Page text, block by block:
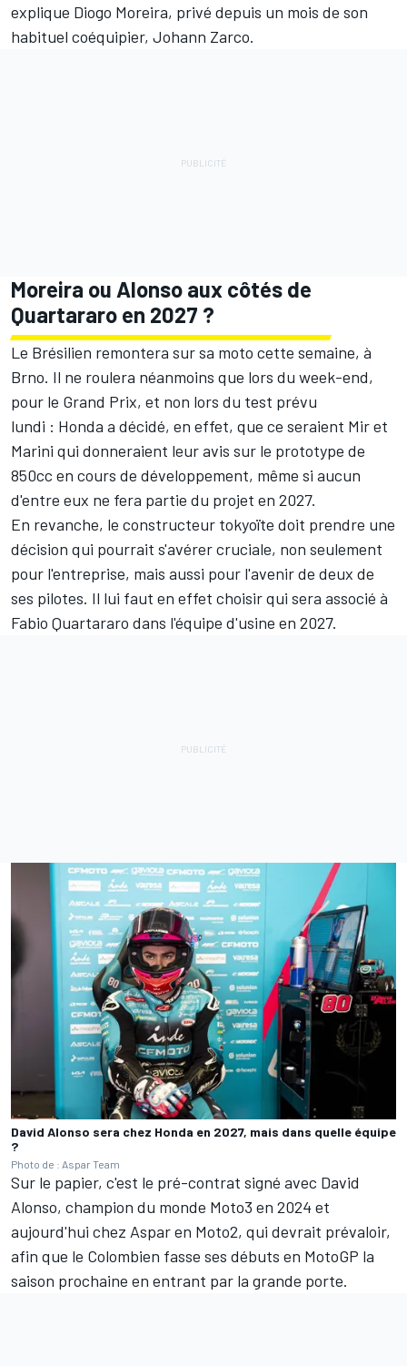
explique Diogo Moreira, privé depuis un mois de son
habituel coéquipier, Johann Zarco.
Moreira ou Alonso aux côtés de
Quartararo en 2027 ?
Le Brésilien remontera sur sa moto cette semaine, à
Brno. Il ne roulera néanmoins que lors du week-end,
pour le Grand Prix, et non lors du test prévu
lundi : Honda a décidé, en effet, que ce seraient Mir et
Marini qui donneraient leur avis sur le prototype de
850cc en cours de développement, même si aucun
d'entre eux ne fera partie du projet en 2027.
En revanche, le constructeur tokyoïte doit prendre une
décision qui pourrait s'avérer cruciale, non seulement
pour l'entreprise, mais aussi pour l'avenir de deux de
ses pilotes. Il lui faut en effet choisir qui sera associé à
Fabio Quartararo dans l'équipe d'usine en 2027.
David Alonso sera chez Honda en 2027, mais dans quelle équipe
?
Photo de : Aspar Team
Sur le papier, c'est le pré-contrat signé avec David
Alonso, champion du monde Moto3 en 2024 et
aujourd'hui chez Aspar en Moto2, qui devrait prévaloir,
afin que le Colombien fasse ses débuts en MotoGP la
saison prochaine en entrant par la grande porte.